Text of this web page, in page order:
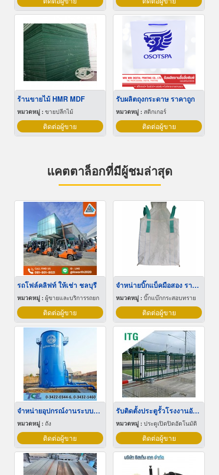
ร้านขายไม้ HMR MDF
หมวดหมู่ : ขายปลีกไม้
ติดต่อผู้ขาย
รับผลิตถุงกระดาษ ราคาถูก
หมวดหมู่ : สติกเกอร์
ติดต่อผู้ขาย
แคตตาล็อกที่มีผู้ชมล่าสุด
รถโฟล์คลิฟท์ ให้เช่า ชลบุรี
หมวดหมู่ : ผู้ขายและบริการรถยก
ติดต่อผู้ขาย
จำหน่ายบิ๊กแบ็คมือสอง ราคาถูก
หมวดหมู่ : บิ๊กแบ๊กกระสอบทราย
ติดต่อผู้ขาย
จำหน่ายอุปกรณ์งานระบบประปา
หมวดหมู่ : ถัง
ติดต่อผู้ขาย
รับติดตั้งประตูรั้วโรงงานอัตโนมัติ
หมวดหมู่ : ประตูเปิดปิดอัตโนมัติ
ติดต่อผู้ขาย